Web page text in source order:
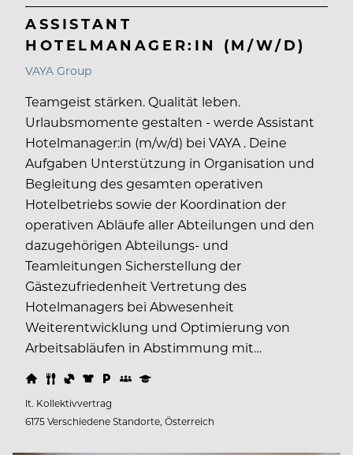
ASSISTANT
HOTELMANAGER:IN (M/W/D)
VAYA Group
Teamgeist stärken. Qualität leben.
Urlaubsmomente gestalten - werde Assistant
Hotelmanager:in (m/w/d) bei VAYA . Deine
Aufgaben Unterstützung in Organisation und
Begleitung des gesamten operativen
Hotelbetriebs sowie der Koordination der
operativen Abläufe aller Abteilungen und den
dazugehörigen Abteilungs- und
Teamleitungen Sicherstellung der
Gästezufriedenheit Vertretung des
Hotelmanagers bei Abwesenheit
Weiterentwicklung und Optimierung von
Arbeitsabläufen in Abstimmung mit…
lt. Kollektivvertrag
6175 Verschiedene Standorte, Österreich